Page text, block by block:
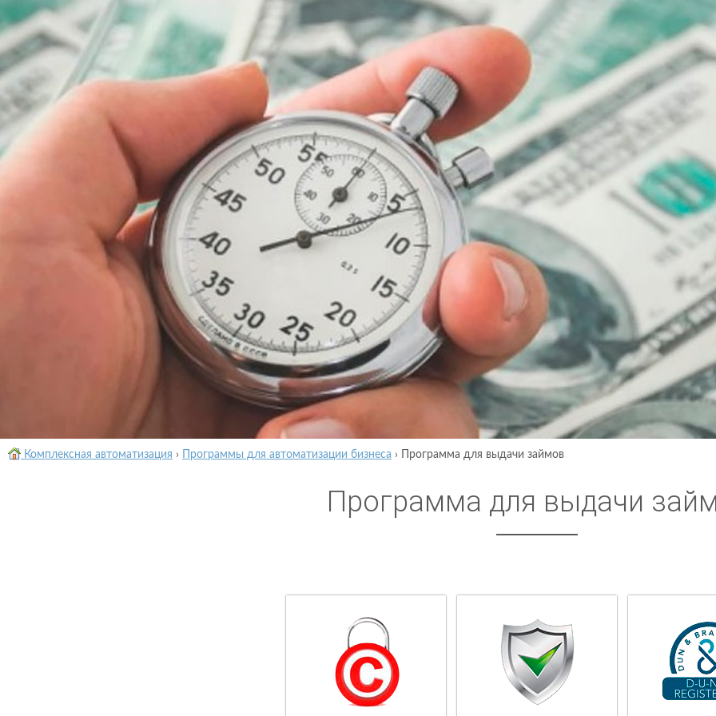
Комплексная автоматизация › Программы для автоматизации бизнеса › Программа для выдачи займов
Программа для выдачи